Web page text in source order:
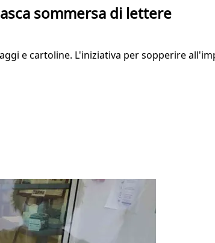
sommersa di lettere
e cartoline. L'iniziativa per sopperire